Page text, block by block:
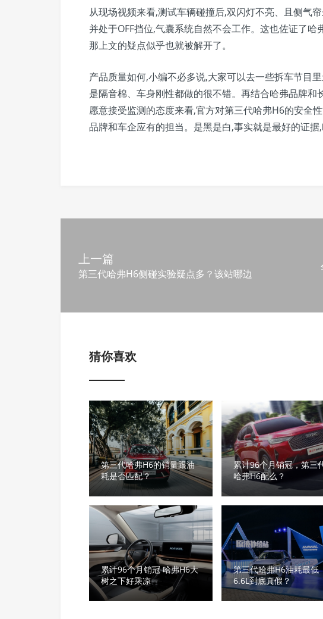
从现场视频来看,测试车辆碰撞后,双闪灯不亮、且侧气
并处于OFF挡位,气囊系统自然不会工作。这也佐证了哈
那上文的疑点似乎也就被解开了。
产品质量如何,小编不必多说,大家可以去一些拆车节目
是隔音棉、车身刚性都做的很不错。再结合哈弗品牌
愿意接受监测的态度来看,官方对第三代哈弗H6的安全
品牌和车企应有的担当。是黑是白,事实就是最好的证据,
上一篇
第三代哈弗H6侧碰实验疑点多？该站哪边
猜你喜欢
第三代哈弗H6的销量跟油
耗是否匹配？
累计96个月销冠，第三
哈弗H6配么？
累计96个月销冠 哈弗H6大
树之下好乘凉
第三代哈弗H6油耗最低
6.6L到底真假？